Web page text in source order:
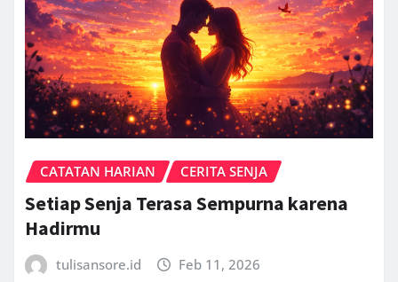
CATATAN HARIAN CERITA SENJA
Setiap Senja Terasa Sempurna karena
Hadirmu
tulisansore.id Feb 11, 2026